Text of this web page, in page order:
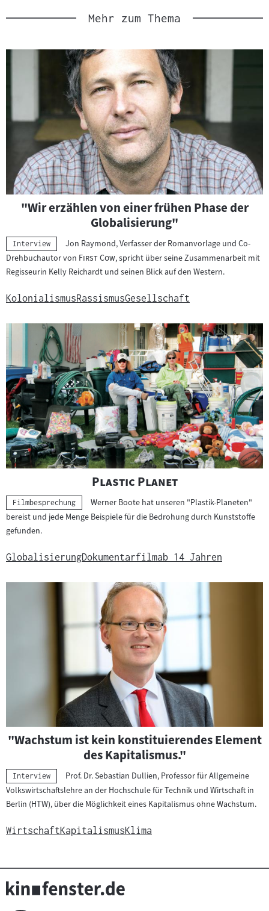
Mehr zum Thema
"Wir erzählen von einer frühen Phase der
Globalisierung"
Kategorie:
Interview
Jon Raymond, Verfasser der Romanvorlage und Co-
Drehbuchautor von "First Cow", spricht über seine Zusammenarbeit mit
Regisseurin Kelly Reichardt und seinen Blick auf den Western.
KolonialismusRassismusGesellschaft
"
Plastic Planet"
Kategorie:
Filmbesprechung
Werner Boote hat unseren "Plastik-Planeten"
bereist und jede Menge Beispiele für die Bedrohung durch Kunststoffe
gefunden.
GlobalisierungDokumentarfilmab 14 Jahren
"Wachstum ist kein konstituierendes Element
des Kapitalismus."
Kategorie:
Interview
Prof. Dr. Sebastian Dullien, Professor für Allgemeine
Volkswirtschaftslehre an der Hochschule für Technik und Wirtschaft in
Berlin (HTW), über die Möglichkeit eines Kapitalismus ohne Wachstum.
WirtschaftKapitalismusKlima